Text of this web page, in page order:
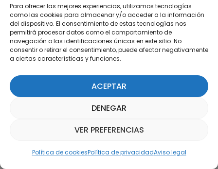
Para ofrecer las mejores experiencias, utilizamos tecnologías
como las cookies para almacenar y/o acceder a la información
del dispositivo. El consentimiento de estas tecnologías nos
permitirá procesar datos como el comportamiento de
navegación o las identificaciones únicas en este sitio. No
consentir o retirar el consentimiento, puede afectar negativamente
a ciertas características y funciones.
ACEPTAR
DENEGAR
VER PREFERENCIAS
Política de cookiesPolítica de privacidadAviso legal